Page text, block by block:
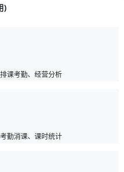
)
课考勤、经营分析
勤消课、课时统计